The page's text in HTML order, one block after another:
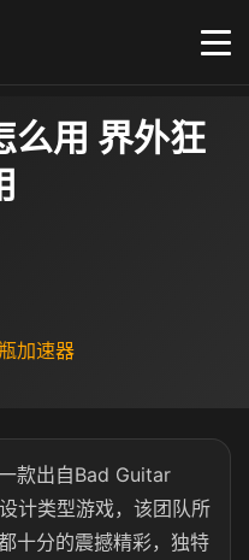
么用 界外狂
加速器
款出自Bad Guitar
计类型游戏，该团队所
十分的震撼精彩，独特